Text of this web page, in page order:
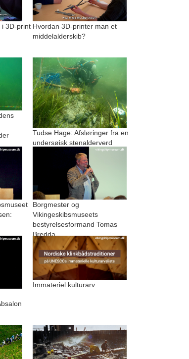
3D-print Hvordan 3D-printer man et
middelalderskib?
Tudse Hage: Afsløringer fra en
undersøisk stenalderverd
Borgmester og
Vikingeskibsmuseets
bestyrelsesformand Tomas
Bredda
Immateriel kulturarv